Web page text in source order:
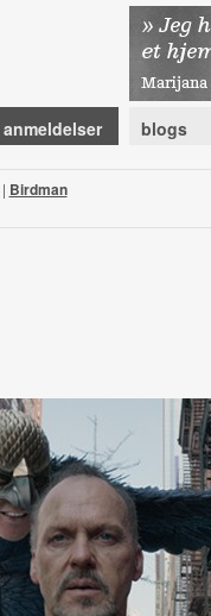
anmeldelser blogs
| Birdman